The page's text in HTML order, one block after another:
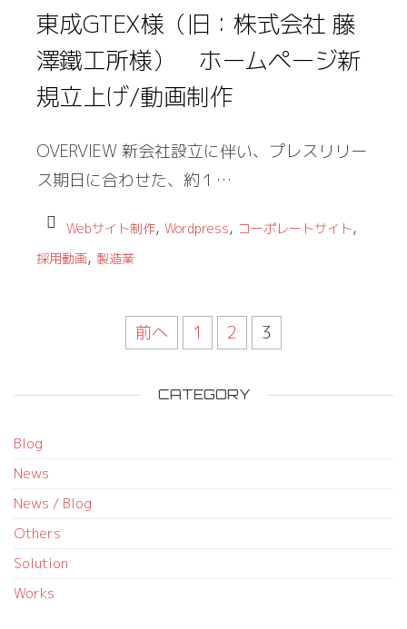
東成GTEX様（旧：株式会社 藤
澤鐵工所様） ホームページ新
規立上げ/動画制作
OVERVIEW 新会社設立に伴い、プレスリリー
ス期日に合わせた、約１…
Webサイト制作, Wordpress, コーポレートサイト,
採用動画, 製造業
前へ 1 2 3
CATEGORY
Blog
News
News / Blog
Others
Solution
Works